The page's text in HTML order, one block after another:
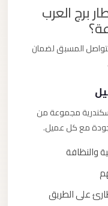
برج العرب
المسبق لضمان
مجموعة من
مع كل عميل.
على الطريق